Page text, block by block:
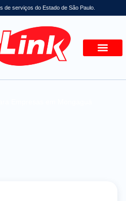
de serviços do Estado de São Paulo.